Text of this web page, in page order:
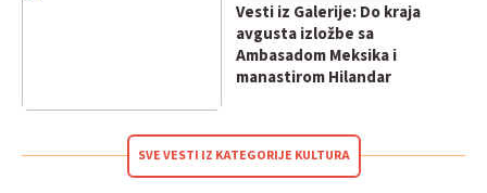
Vesti iz Galerije: Do kraja
avgusta izložbe sa
Ambasadom Meksika i
manastirom Hilandar
SVE VESTI IZ KATEGORIJE KULTURA